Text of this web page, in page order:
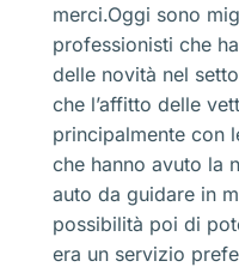
merci.Oggi sono
professionisti che
delle novità nel
che l’affitto delle
principalmente con
che hanno avuto la
auto da guidare in
possibilità poi di
era un servizio